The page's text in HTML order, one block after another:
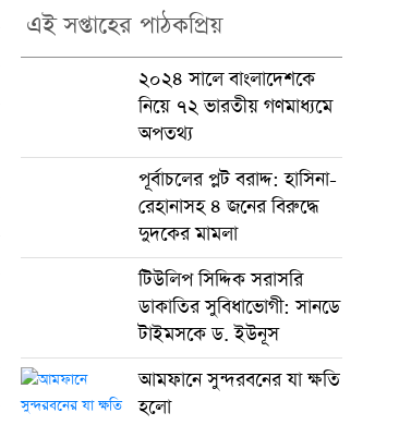
এই সপ্তাহের পাঠকপ্রিয়
২০২৪ সালে বাংলাদেশকে
নিয়ে ৭২ ভারতীয় গণমাধ্যমে
অপতথ্য
পূর্বাচলের প্লট বরাদ্দ: হাসিনা-
রেহানাসহ ৪ জনের বিরুদ্ধে
দুদকের মামলা
টিউলিপ সিদ্দিক সরাসরি
ডাকাতির সুবিধাভোগী: সানডে
টাইমসকে ড. ইউনূস
আমফানে সুন্দরবনের যা ক্ষতি
হলো